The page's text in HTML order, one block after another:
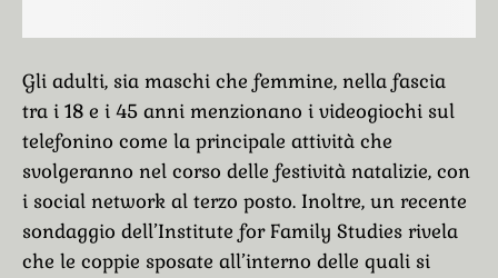
Gli adulti, sia maschi che femmine, nella fascia
tra i 18 e i 45 anni menzionano i videogiochi sul
telefonino come la principale attività che
svolgeranno nel corso delle festività natalizie, con
i social network al terzo posto. Inoltre, un recente
sondaggio dell’Institute for Family Studies rivela
che le coppie sposate all’interno delle quali si